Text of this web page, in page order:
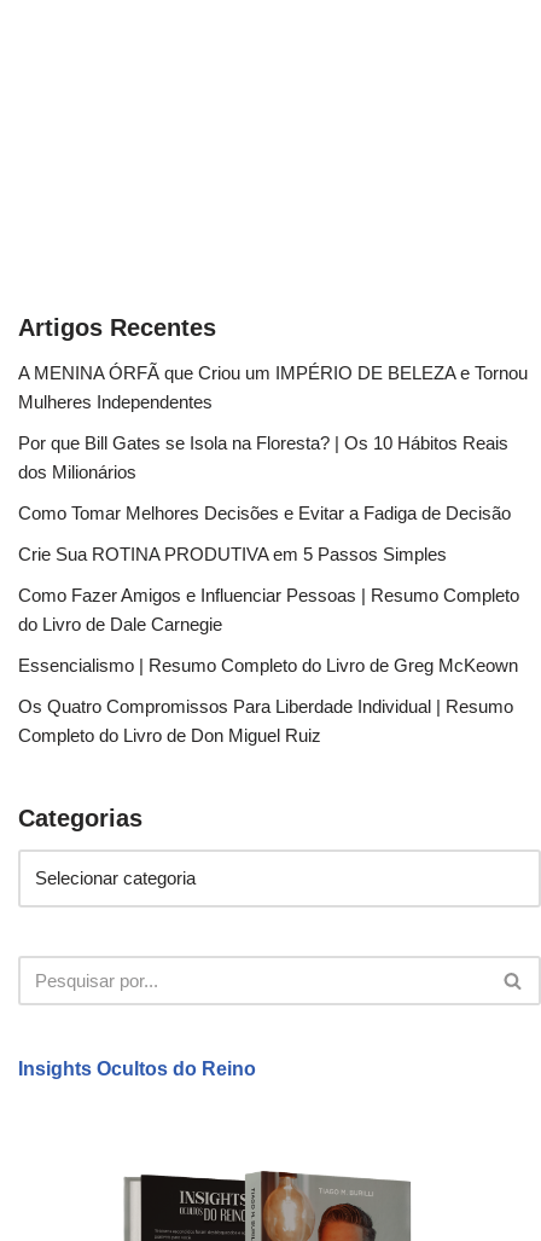
Artigos Recentes
A MENINA ÓRFÃ que Criou um IMPÉRIO DE BELEZA e Tornou
Mulheres Independentes
Por que Bill Gates se Isola na Floresta? | Os 10 Hábitos Reais
dos Milionários
Como Tomar Melhores Decisões e Evitar a Fadiga de Decisão
Crie Sua ROTINA PRODUTIVA em 5 Passos Simples
Como Fazer Amigos e Influenciar Pessoas | Resumo Completo
do Livro de Dale Carnegie
Essencialismo | Resumo Completo do Livro de Greg McKeown
Os Quatro Compromissos Para Liberdade Individual | Resumo
Completo do Livro de Don Miguel Ruiz
Categorias
Insights Ocultos do Reino